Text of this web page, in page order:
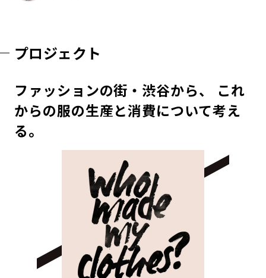
プロジェクト
ファッションの街・渋谷から、 これ
からの服の生産と消費について考え
る。